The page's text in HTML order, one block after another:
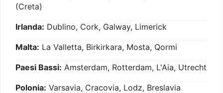
(Creta)
Irlanda: Dublino, Cork, Galway, Limerick
Malta: La Valletta, Birkirkara, Mosta, Qormi
Paesi Bassi: Amsterdam, Rotterdam, L'Aia, Utrecht
Polonia: Varsavia, Cracovia, Lodz, Breslavia